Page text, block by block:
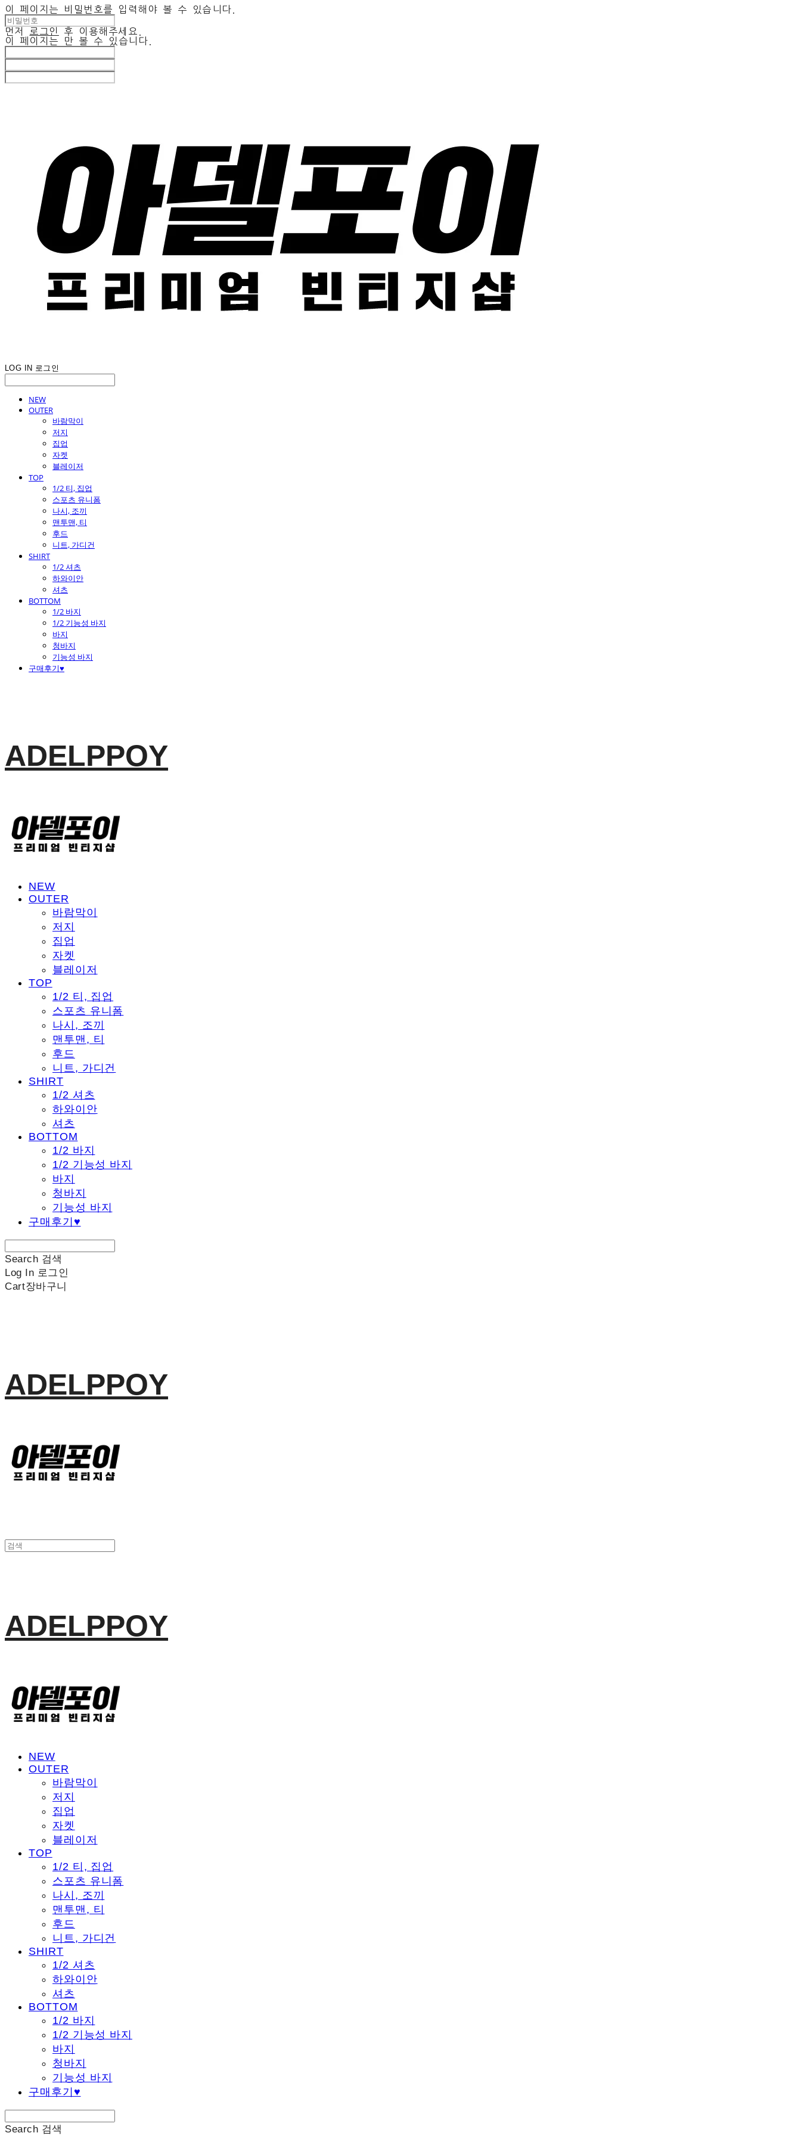
이 페이지는 비밀번호를 입력해야 볼 수 있습니다.
먼저 로그인
후 이용해주세요.
이 페이지는
만 볼 수 있습니다.
LOG IN 로그인
NEW
OUTER
바람막이
저지
집업
자켓
블레이저
TOP
1/2 티, 집업
스포츠 유니폼
나시, 조끼
맨투맨, 티
후드
니트, 가디건
SHIRT
1/2 셔츠
하와이안
셔츠
BOTTOM
1/2 바지
1/2 기능성 바지
바지
청바지
기능성 바지
구매후기♥
ADELPPOY
NEW
OUTER
바람막이
저지
집업
자켓
블레이저
TOP
1/2 티, 집업
스포츠 유니폼
나시, 조끼
맨투맨, 티
후드
니트, 가디건
SHIRT
1/2 셔츠
하와이안
셔츠
BOTTOM
1/2 바지
1/2 기능성 바지
바지
청바지
기능성 바지
구매후기♥
Search 검색
Log In 로그인
Cart장바구니
ADELPPOY
ADELPPOY
NEW
OUTER
바람막이
저지
집업
자켓
블레이저
TOP
1/2 티, 집업
스포츠 유니폼
나시, 조끼
맨투맨, 티
후드
니트, 가디건
SHIRT
1/2 셔츠
하와이안
셔츠
BOTTOM
1/2 바지
1/2 기능성 바지
바지
청바지
기능성 바지
구매후기♥
Search 검색